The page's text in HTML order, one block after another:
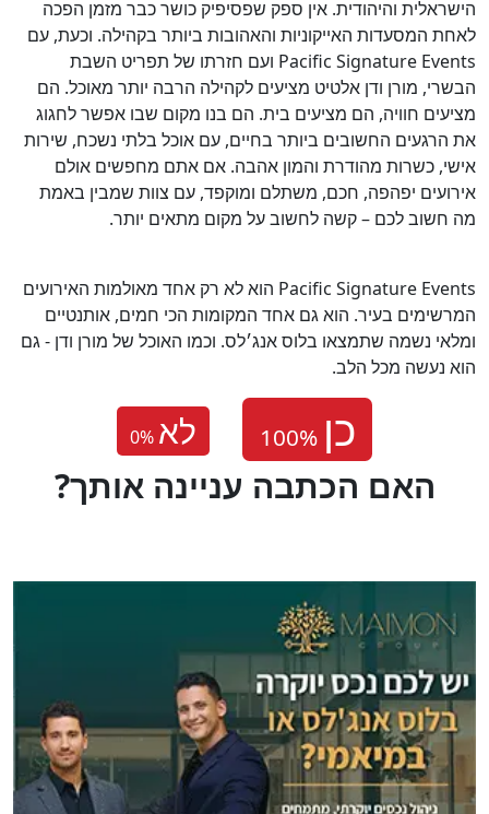
הישראלית והיהודית. אין ספק שפסיפיק כושר כבר מזמן הפכה
לאחת המסעדות האייקוניות והאהובות ביותר בקהילה. וכעת, עם
Pacific Signature Events ועם חזרתו של תפריט השבת
הבשרי, מורן ודן אלטיט מציעים לקהילה הרבה יותר מאוכל. הם
מציעים חוויה, הם מציעים בית. הם בנו מקום שבו אפשר לחגוג
את הרגעים החשובים ביותר בחיים, עם אוכל בלתי נשכח, שירות
אישי, כשרות מהודרת והמון אהבה. אם אתם מחפשים אולם
אירועים יפהפה, חכם, משתלם ומוקפד, עם צוות שמבין באמת
מה חשוב לכם – קשה לחשוב על מקום מתאים יותר.
Pacific Signature Events הוא לא רק אחד מאולמות האירועים
המרשימים בעיר. הוא גם אחד המקומות הכי חמים, אותנטיים
ומלאי נשמה שתמצאו בלוס אנג׳לס. וכמו האוכל של מורן ודן - גם
הוא נעשה מכל הלב.
0% לא
?האם הכתבה עניינה אותך